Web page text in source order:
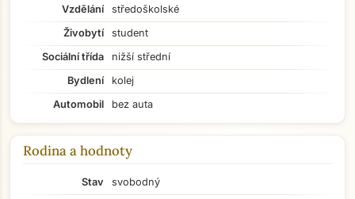
Vzdělání
středoškolské
Živobytí
student
Sociální třída
nižší střední
Bydlení
kolej
Automobil
bez auta
Rodina a hodnoty
Stav
svobodný